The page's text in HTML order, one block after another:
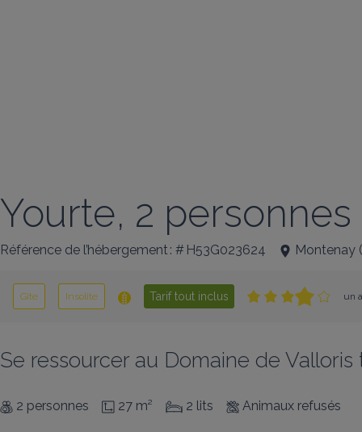
Yourte, 2 personnes
Référence de l’hébergement : # H53G023624 Montenay (
Gîte Insolite Tarif tout inclus un
Se ressourcer au Domaine de
2 personnes 27 m² 2 lits Animaux refusés